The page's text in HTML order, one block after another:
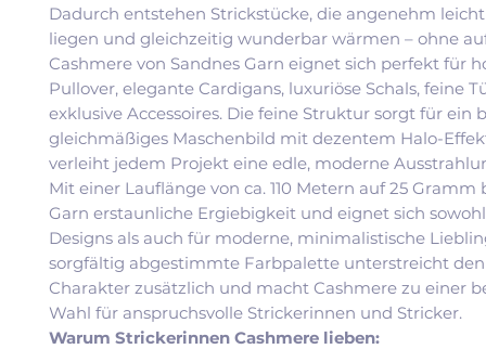
Dadurch entstehen Strickstücke, die angenehm
liegen und gleichzeitig wunderbar wärmen – ohne
Cashmere von Sandnes Garn eignet sich perfekt für
Pullover, elegante Cardigans, luxuriöse Schals, feine
exklusive Accessoires. Die feine Struktur sorgt für ein
gleichmäßiges Maschenbild mit dezentem Halo-
verleiht jedem Projekt eine edle, moderne
Mit einer Lauflänge von ca. 110 Metern auf 25 Gramm
Garn erstaunliche Ergiebigkeit und eignet sich
Designs als auch für moderne, minimalistische
sorgfältig abgestimmte Farbpalette unterstreicht
Charakter zusätzlich und macht Cashmere zu einer
Wahl für anspruchsvolle Strickerinnen und Stricker.
Warum Strickerinnen Cashmere lieben: